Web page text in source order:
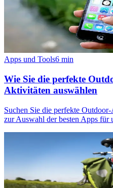
Apps und Tools6 min
Wie Sie die perfekte
Aktivitäten auswählen
Suchen Sie die perfekte
zur Auswahl der besten Apps für